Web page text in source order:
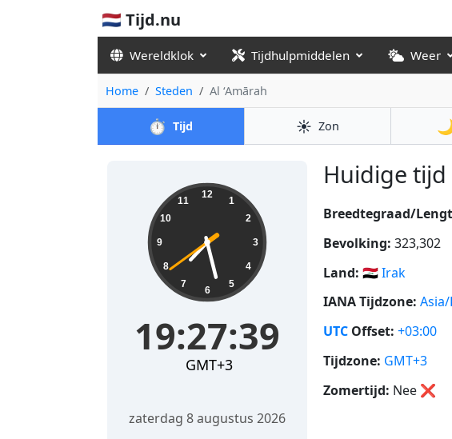
🇳🇱 Tijd.nu
Wereldklok Tijdhulpmiddelen Weer
Home Steden Al ‘Amārah
⏱️ Tijd ☀️ Zon
Huidige tijd
19:27:39 12
1
2
3
4
5
6
7
8
9
10
11
19:27:39
GMT+3
zaterdag 8 augustus 2026
Breedtegraad/
Bevolking: 323,302
Land: 🇮🇶Irak
IANA Tijdzone:
UTC Offset: +03:00
Tijdzone: GMT+3
Zomertijd: Nee ❌